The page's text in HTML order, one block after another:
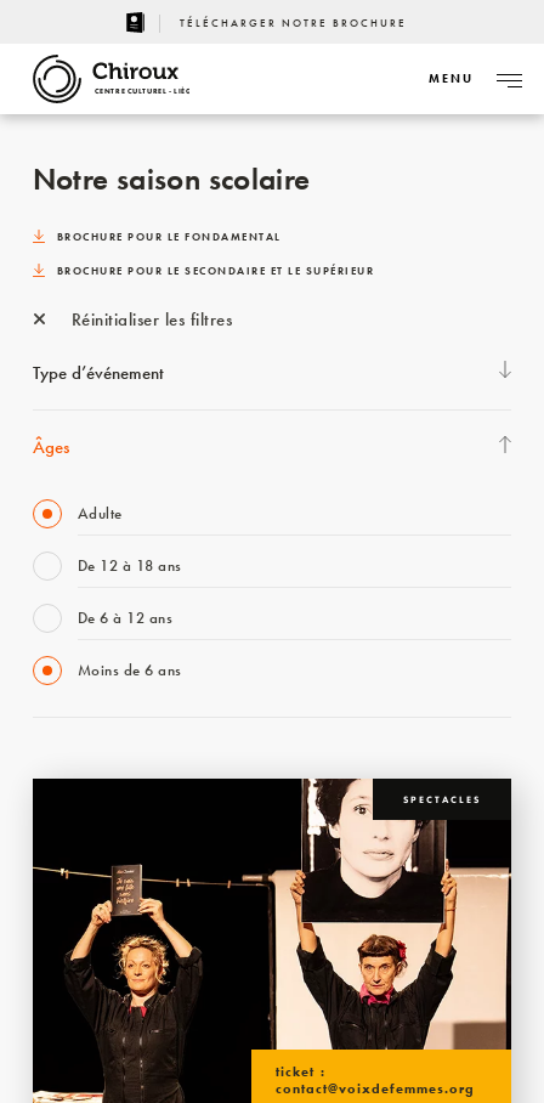
TÉLÉCHARGER NOTRE BROCHURE
CENTRE CULTUREL - LIÈGE
MENU
Notre saison scolaire
BROCHURE POUR LE FONDAMENTAL
BROCHURE POUR LE SECONDAIRE ET LE SUPÉRIEUR
Réinitialiser les filtres
Type d’événement
Âges
Adulte
De 12 à 18 ans
De 6 à 12 ans
Moins de 6 ans
SPECTACLES
ticket :
contact@voixdefemmes.org